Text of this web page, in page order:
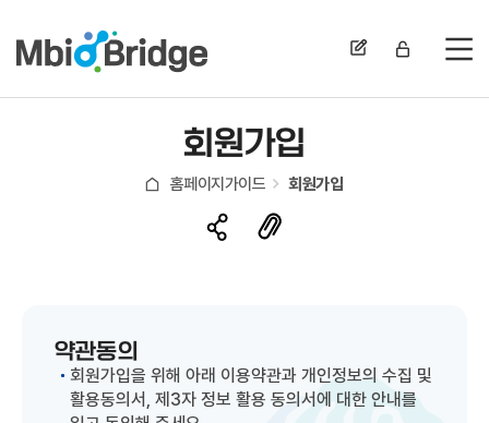
전
회원가입
홈페이지가이드 회원가입
약관동의
회원가입을 위해 아래 이용약관과 개인정보의 수집 및
활용동의서, 제3자 정보 활용 동의서에 대한 안내를